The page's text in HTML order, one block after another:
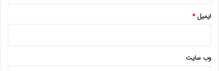
ایمیل*
وب‌ سایت